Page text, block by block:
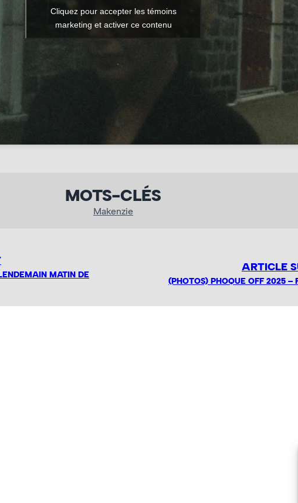
Cliquez pour accepter les témoins
marketing et activer ce contenu
MOTS-CLÉS
Makenzie
MATIN DE
ARTICLE
(PHOTOS) PHOQUE OFF 2025 –